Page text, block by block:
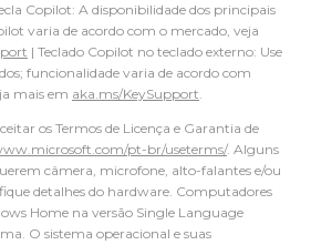
Copilot: A disponibilidade dos principais
varia de acordo com o mercado, veja
| Teclado Copilot no teclado externo: Use
funcionalidade varia de acordo com
mais em aka.ms/KeySupport.
os Termos de Licença e Garantia de
pt-br/useterms/. Alguns
câmera, microfone, alto-falantes e/ou
detalhes do hardware. Computadores
Home na versão Single Language
O sistema operacional e suas